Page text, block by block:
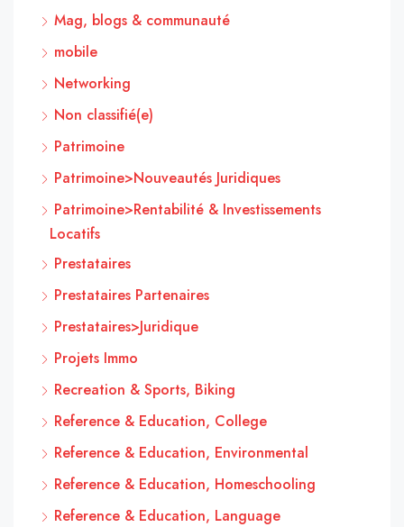
Mag, blogs & communauté
mobile
Networking
Non classifié(e)
Patrimoine
Patrimoine>Nouveautés Juridiques
Patrimoine>Rentabilité & Investissements
Locatifs
Prestataires
Prestataires Partenaires
Prestataires>Juridique
Projets Immo
Recreation & Sports, Biking
Reference & Education, College
Reference & Education, Environmental
Reference & Education, Homeschooling
Reference & Education, Language